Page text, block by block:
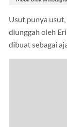
Usut punya
diunggah oleh
dibuat sebagai